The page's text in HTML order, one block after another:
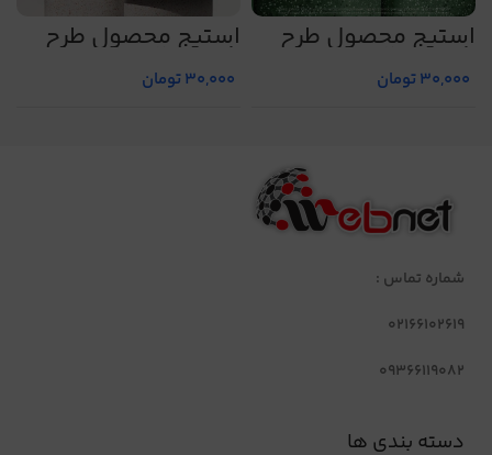
استیج محصول طرح
شماره 20
30,000تومان
استیج محصول طرح
شماره 21
30,000تومان
شماره تماس :
02166102619
09366119082
دسته بندی ها